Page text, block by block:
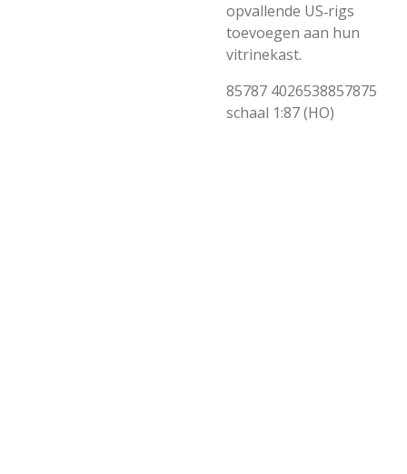
opvallende US‑rigs
toevoegen aan hun
vitrinekast.
85787 4026538857875
schaal 1:87 (HO)